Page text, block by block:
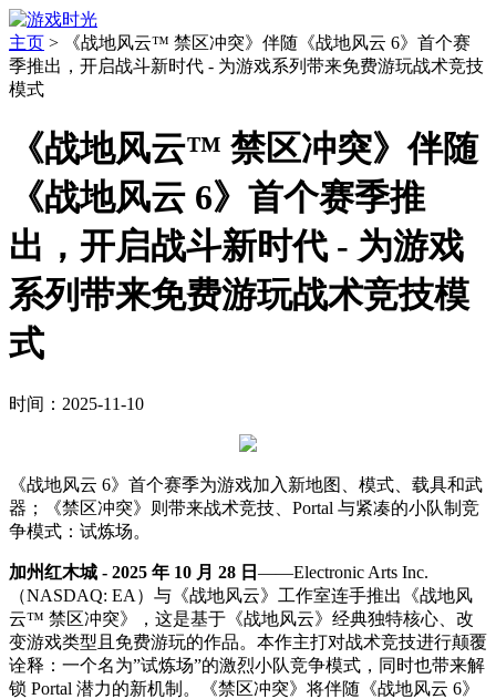
主页 >
《战地风云™ 禁区冲突》伴随《战地风云 6》首个赛
季推出，开启战斗新时代 - 为游戏系列带来免费游玩战术竞技
模式
《战地风云™ 禁区冲突》伴随
《战地风云 6》首个赛季推
出，开启战斗新时代 - 为游戏
系列带来免费游玩战术竞技模
式
时间：2025-11-10
《战地风云 6》首个赛季为游戏加入新地图、模式、载具和武
器；《禁区冲突》则带来战术竞技、Portal 与紧凑的小队制竞
争模式：试炼场。
加州红木城 - 2025 年 10 月 28 日 ——Electronic Arts Inc.
（NASDAQ: EA）与《战地风云》工作室连手推出《战地风
云™ 禁区冲突》，这是基于《战地风云》经典独特核心、改
变游戏类型且免费游玩的作品。本作主打对战术竞技进行颠覆
诠释：一个名为”试炼场”的激烈小队竞争模式，同时也带来解
锁 Portal 潜力的新机制。《禁区冲突》将伴随《战地风云 6》